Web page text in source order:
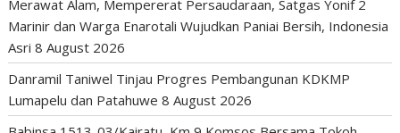
Merawat Alam, Mempererat Persaudaraan, Satgas Yonif 2
Marinir dan Warga Enarotali Wujudkan Paniai Bersih, Indonesia
Asri 8 August 2026
Danramil Taniwel Tinjau Progres Pembangunan KDKMP
Lumapelu dan Patahuwe 8 August 2026